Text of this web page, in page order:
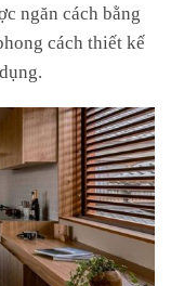
ngăn cách bằng
cách thiết kế